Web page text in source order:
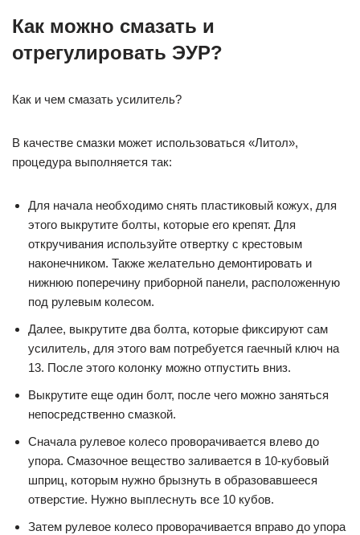
Как можно смазать и
отрегулировать ЭУР?
Как и чем смазать усилитель?
В качестве смазки может использоваться «Литол»,
процедура выполняется так:
Для начала необходимо снять пластиковый кожух, для
этого выкрутите болты, которые его крепят. Для
откручивания используйте отвертку с крестовым
наконечником. Также желательно демонтировать и
нижнюю поперечину приборной панели, расположенную
под рулевым колесом.
Далее, выкрутите два болта, которые фиксируют сам
усилитель, для этого вам потребуется гаечный ключ на
13. После этого колонку можно отпустить вниз.
Выкрутите еще один болт, после чего можно заняться
непосредственно смазкой.
Сначала рулевое колесо проворачивается влево до
упора. Смазочное вещество заливается в 10-кубовый
шприц, которым нужно брызнуть в образовавшееся
отверстие. Нужно выплеснуть все 10 кубов.
Затем рулевое колесо проворачивается вправо до упора